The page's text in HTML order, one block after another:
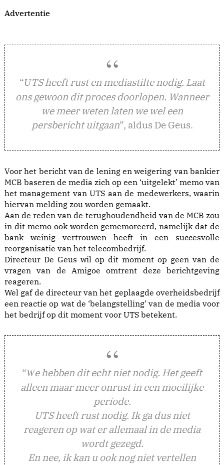
Advertentie
“UTS heeft rust en mediastilte nodig. Laat
ons gewoon dit proces doorlopen. Wanneer
we meer weten laten we wel een
persbericht uitgaan”, aldus De Geus.
Voor het bericht van de lening en weigering van bankier
MCB baseren de media zich op een ‘uitgelekt’ memo van
het management van UTS aan de medewerkers, waarin
hiervan melding zou worden gemaakt.
Aan de reden van de terughoudendheid van de MCB zou
in dit memo ook worden gememoreerd, namelijk dat de
bank weinig vertrouwen heeft in een succesvolle
reorganisatie van het telecombedrijf.
Directeur De Geus wil op dit moment op geen van de
vragen van de Amigoe omtrent deze berichtgeving
reageren.
Wel gaf de directeur van het geplaagde overheidsbedrijf
een reactie op wat de ‘belangstelling’ van de media voor
het bedrijf op dit moment voor UTS betekent.
“We hebben dit echt niet nodig. Het geeft
alleen maar meer onrust in een moeilijke
periode.
UTS heeft rust nodig. Ik ga dus niet
reageren op wat er allemaal in de media
wordt gezegd.
En nee, ik kan u ook nog niet vertellen